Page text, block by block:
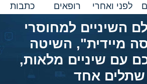
לפני ואחרי רופאים כתבות
השיניים למחוסרי
מיידית", השיטה
עם שיניים מלאות,
שתלים אחד